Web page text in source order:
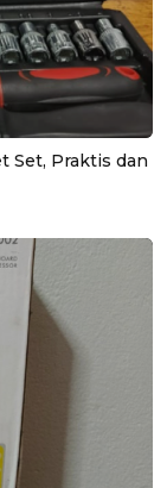
Set, Praktis dan